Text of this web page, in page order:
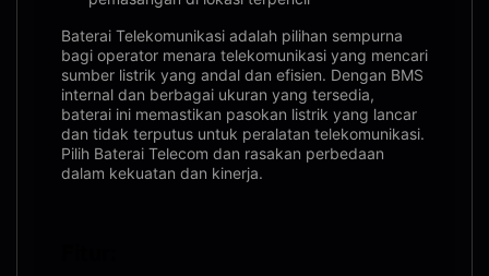
Baterai Telekomunikasi adalah pilihan sempurna
bagi operator menara telekomunikasi yang mencari
sumber listrik yang andal dan efisien. Dengan BMS
internal dan berbagai ukuran yang tersedia,
baterai ini memastikan pasokan listrik yang lancar
dan tidak terputus untuk peralatan telekomunikasi.
Pilih Baterai Telecom dan rasakan perbedaan
dalam kekuatan dan kinerja.